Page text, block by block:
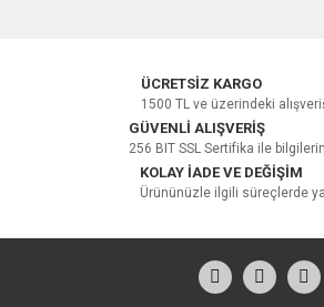
ÜCRETSİZ KARGO
1500 TL ve üzerindeki
GÜVENLİ ALIŞVERİŞ
256 BIT SSL Sertifika ile
KOLAY İADE VE DEĞİŞİM
Ürününüzle ilgili süreçlerde